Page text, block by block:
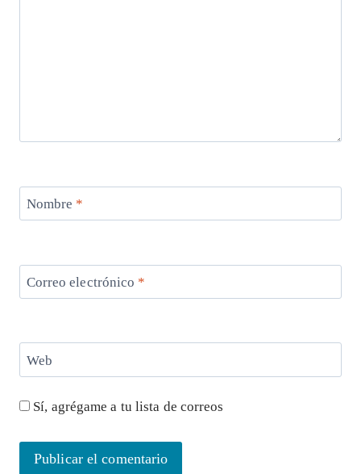
Nombre *
Correo electrónico *
Web
Sí, agrégame a tu lista de correos